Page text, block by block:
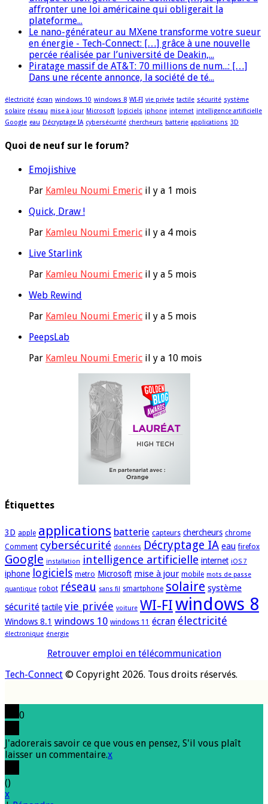
affronter une loi américaine qui obligerait la
plateforme...
Le nano-générateur au MXene transforme votre sueur
en énergie - Tech-Connect: […] grâce à une nouvelle
percée réalisée par l’université de Deakin,...
Piratage massif de AT&T: 70 millions de num...: […]
Dans une récente annonce, la société de té...
électricité écran windows 10 windows 8 WI-FI vie privée tactile sécurité système
solaire réseau mise à jour Microsoft logiciels iphone internet intelligence artificielle
Google eau Décryptage IA cybersécurité chercheurs batterie applications 3D
Quoi de neuf sur le forum?
Emojishive
Par Kamleu Noumi Emeric il y a 1 mois
Quick, Draw !
Par Kamleu Noumi Emeric il y a 4 mois
Live Starlink
Par Kamleu Noumi Emeric il y a 5 mois
Web Rewind
Par Kamleu Noumi Emeric il y a 5 mois
PeepsLab
Par Kamleu Noumi Emeric il y a 10 mois
Étiquettes
3D apple applications batterie capteurs chercheurs chrome
Comment cybersécurité données Décryptage IA eau firefox
Google installation intelligence artificielle internet iOS 7
iphone logiciels metro Microsoft mise à jour mobile mots de passe
quantique robot réseau sans fil smartphone solaire système
sécurité tactile vie privée voiture WI-FIwindows 8
Windows 8.1 windows 10 windows 11 écran électricité
électronique énergie
Retrouver emploi en télécommunication
Tech-Connect © Copyright 2026. Tous droits réservés.
0
J'adorerais savoir ce que vous en pensez, S'il vous plaît
laisser un commentaire.x
()
x